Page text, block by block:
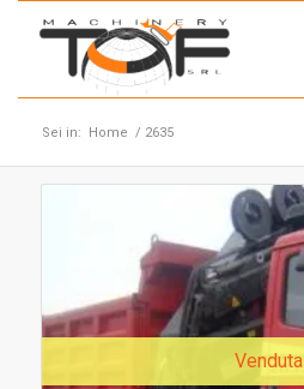
Sei in: Home / 2635
Venduta